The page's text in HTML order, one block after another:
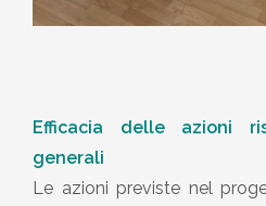
Efficacia delle azioni
generali
Le azioni previste nel